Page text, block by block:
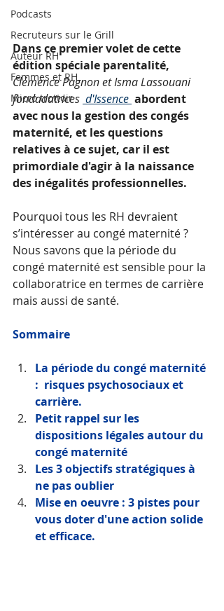
Podcasts
Recruteurs sur le Grill
Auteur RH
Femmes et RH
Micro trottoir
Dans ce premier volet de cette
édition spéciale parentalité,
Clémence Pagnon et Isma Lassouani
fondadatrices d'Issence abordent
avec nous la gestion des congés
maternité, et les questions
relatives à ce sujet, car il est
primordiale d'agir à la naissance
des inégalités professionnelles.
Pourquoi tous les RH devraient
s’intéresser au congé maternité ?
Nous savons que la période du
congé maternité est sensible pour la
collaboratrice en termes de carrière
mais aussi de santé.
Sommaire
La période du congé maternité
:  risques psychosociaux et
carrière.
Petit rappel sur les
dispositions légales autour du
congé maternité
Les 3 objectifs stratégiques à
ne pas oublier
Mise en oeuvre : 3 pistes pour
vous doter d'une action solide
et efficace.